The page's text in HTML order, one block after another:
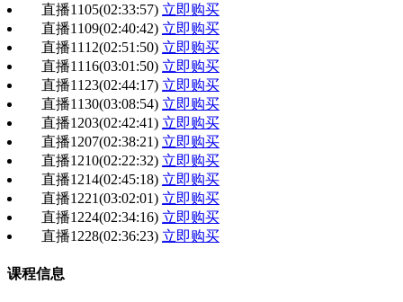
直播1105(02:33:57) 立即购买
直播1109(02:40:42) 立即购买
直播1112(02:51:50) 立即购买
直播1116(03:01:50) 立即购买
直播1123(02:44:17) 立即购买
直播1130(03:08:54) 立即购买
直播1203(02:42:41) 立即购买
直播1207(02:38:21) 立即购买
直播1210(02:22:32) 立即购买
直播1214(02:45:18) 立即购买
直播1221(03:02:01) 立即购买
直播1224(02:34:16) 立即购买
直播1228(02:36:23) 立即购买
课程信息